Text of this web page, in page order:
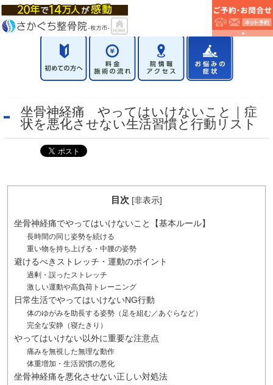
坐骨神経痛 やってはいけないこと｜症
状を悪化させない生活習慣と行動リスト
目次 [非表示]
坐骨神経痛でやってはいけないこと【基本ルール】
長時間の同じ姿勢を続ける
重い物を持ち上げる・中腰の姿勢
避けるべきストレッチ・運動のポイント
過剰・誤ったストレッチ
激しい運動や高負荷トレーニング
日常生活でやってはいけないNG行動
体のゆがみを助長する姿勢（足を組む／あぐらなど）
完全な安静（寝たきり）
やってはいけない以外に重要な注意点
痛みを無視した無理な動作
体重増加・生活習慣の悪化
坐骨神経痛を悪化させない正しい対処法